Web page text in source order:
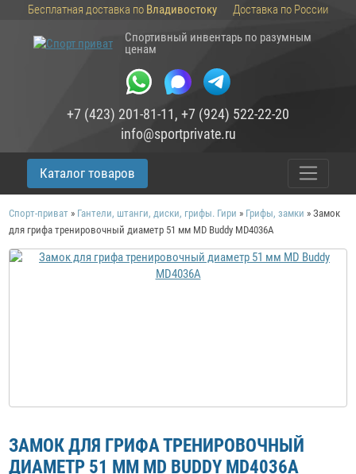
Бесплатная доставка по Владивостоку
Доставка по России
Спортивный инвентарь по разумным
ценам
+7 (423) 201-81-11, +7 (924) 522-22-20
info@sportprivate.ru
Каталог товаров
Спорт-приват » Гантели, штанги, диски, грифы. Гири » Грифы, замки »Замок
для грифа тренировочный диаметр 51 мм MD Buddy MD4036A
ЗАМОК ДЛЯ ГРИФА ТРЕНИРОВОЧНЫЙ
ДИАМЕТР 51 ММ MD BUDDY MD4036A